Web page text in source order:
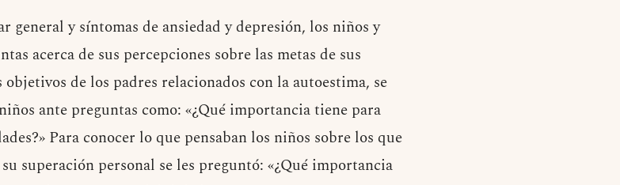
general y síntomas de ansiedad y depresión, los niños y
acerca de sus percepciones sobre las metas de sus
de los padres relacionados con la autoestima, se
ante preguntas como: «¿Qué importancia tiene para
Para conocer lo que pensaban los niños sobre los que
superación personal se les preguntó: «¿Qué importancia